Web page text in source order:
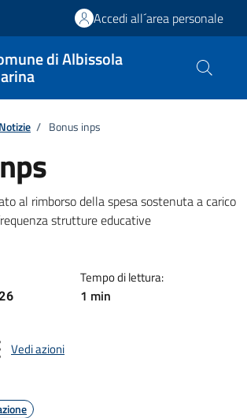
Accedi all´area personale
di Albissola
Notizie / Bonus inps
notizia
al rimborso della spesa sostenuta a carico
strutture educative
Tempo di lettura:
1 min
Vedi azioni